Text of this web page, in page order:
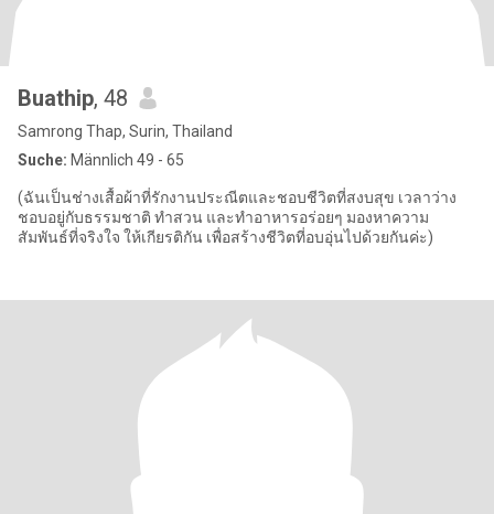
Buathip, 48
Samrong Thap, Surin, Thailand
Suche: Männlich 49 - 65
​(ฉันเป็นช่างเสื้อผ้าที่รักงานประณีตและชอบชีวิตที่สงบสุข เวลาว่าง
ชอบอยู่กับธรรมชาติ ทำสวน และทำอาหารอร่อยๆ มองหาความ
สัมพันธ์ที่จริงใจ ให้เกียรติกัน เพื่อสร้างชีวิตที่อบอุ่นไปด้วยกันค่ะ)